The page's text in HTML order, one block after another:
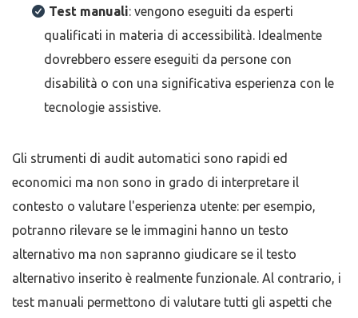
Test manuali: vengono eseguiti da esperti
qualificati in materia di accessibilità. Idealmente
dovrebbero essere eseguiti da persone con
disabilità o con una significativa esperienza con le
tecnologie assistive.
Gli strumenti di audit automatici sono rapidi ed
economici ma non sono in grado di interpretare il
contesto o valutare l'esperienza utente: per esempio,
potranno rilevare se le immagini hanno un testo
alternativo ma non sapranno giudicare se il testo
alternativo inserito è realmente funzionale. Al contrario, i
test manuali permettono di valutare tutti gli aspetti che